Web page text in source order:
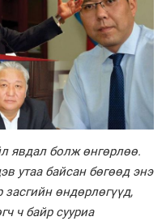
явдал болж өнгөрлөө.
утаа байсан бөгөөд энэ
засгийн өндөрлөгүүд,
ч байр сууриа